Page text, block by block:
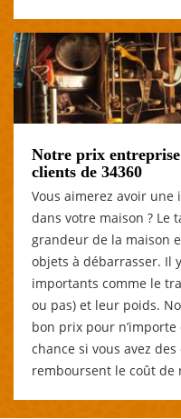
Notre prix
clients de 34360
Vous aimerez avoir
dans votre maison ? Le
grandeur de la maison
objets à débarrasser. Il
importants comme le
ou pas) et leur poids.
bon prix pour
chance si vous avez
remboursent le coût de